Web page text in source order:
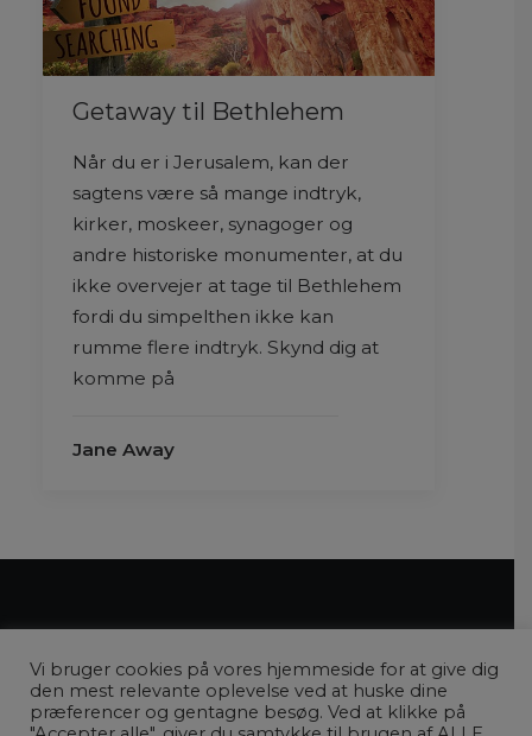
Getaway til Bethlehem
Når du er i Jerusalem, kan der
sagtens være så mange indtryk,
kirker, moskeer, synagoger og
andre historiske monumenter, at du
ikke overvejer at tage til Bethlehem
fordi du simpelthen ikke kan
rumme flere indtryk. Skynd dig at
komme på
Jane Away
Vi bruger cookies på vores hjemmeside for at give dig
den mest relevante oplevelse ved at huske dine
præferencer og gentagne besøg. Ved at klikke på